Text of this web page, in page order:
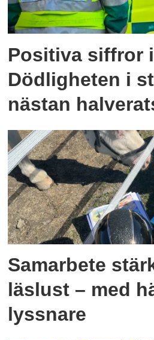
Positiva siffror
Dödligheten i
nästan
Samarbete
läslust – med
lyssnare